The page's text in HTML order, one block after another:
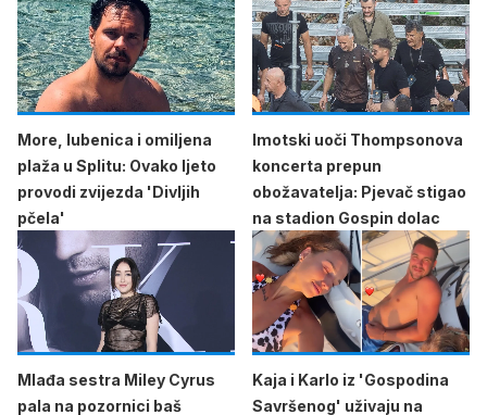
More, lubenica i omiljena
plaža u Splitu: Ovako ljeto
provodi zvijezda 'Divljih
pčela'
Imotski uoči Thompsonova
koncerta prepun
obožavatelja: Pjevač stigao
na stadion Gospin dolac
Mlađa sestra Miley Cyrus
pala na pozornici baš
Kaja i Karlo iz 'Gospodina
Savršenog' uživaju na